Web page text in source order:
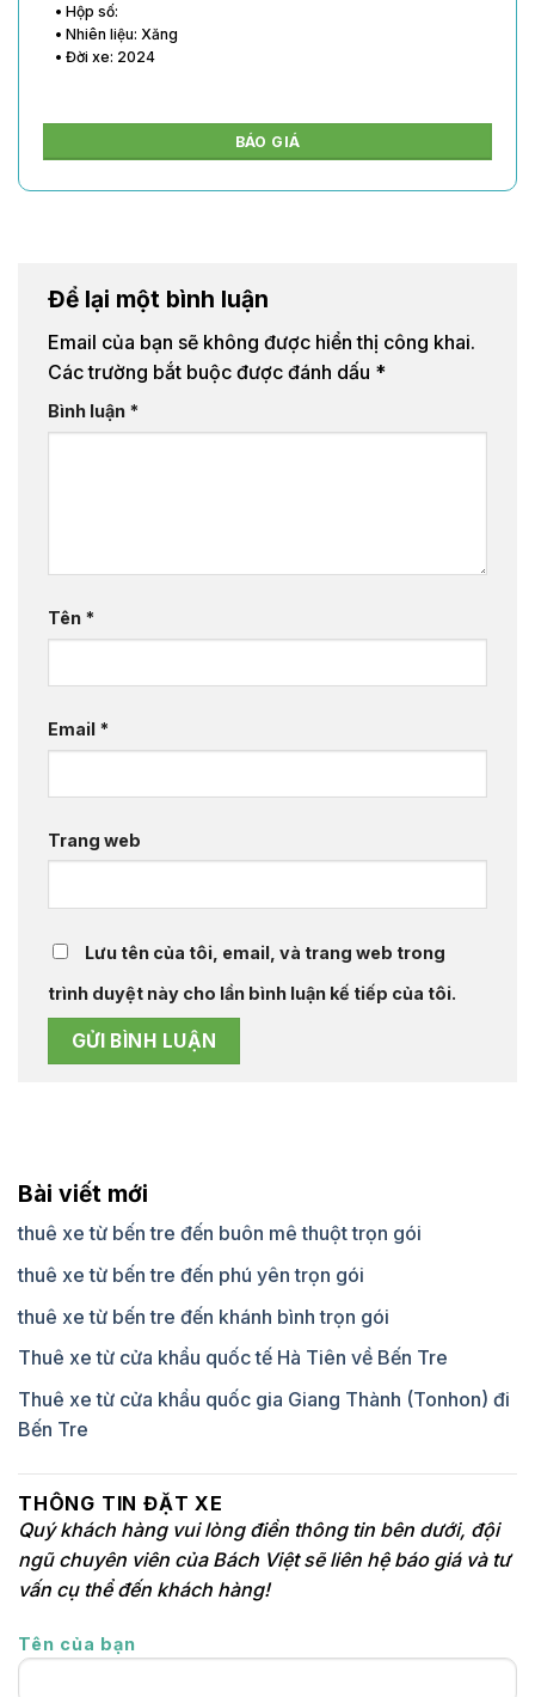
• Hộp số:
• Nhiên liệu: Xăng
• Đời xe: 2024
BÁO GIÁ
Để lại một bình luận
Email của bạn sẽ không được hiển thị công khai.
Các trường bắt buộc được đánh dấu *
Bình luận *
Tên *
Email *
Trang web
Lưu tên của tôi, email, và trang web trong
trình duyệt này cho lần bình luận kế tiếp của tôi.
Bài viết mới
thuê xe từ bến tre đến buôn mê thuột trọn gói
thuê xe từ bến tre đến phú yên trọn gói
thuê xe từ bến tre đến khánh bình trọn gói
Thuê xe từ cửa khẩu quốc tế Hà Tiên về Bến Tre
Thuê xe từ cửa khẩu quốc gia Giang Thành (Tonhon) đi
Bến Tre
THÔNG TIN ĐẶT XE
Quý khách hàng vui lòng điền thông tin bên dưới, đội
ngũ chuyên viên của Bách Việt sẽ liên hệ báo giá và tư
vấn cụ thể đến khách hàng!
Tên của bạn